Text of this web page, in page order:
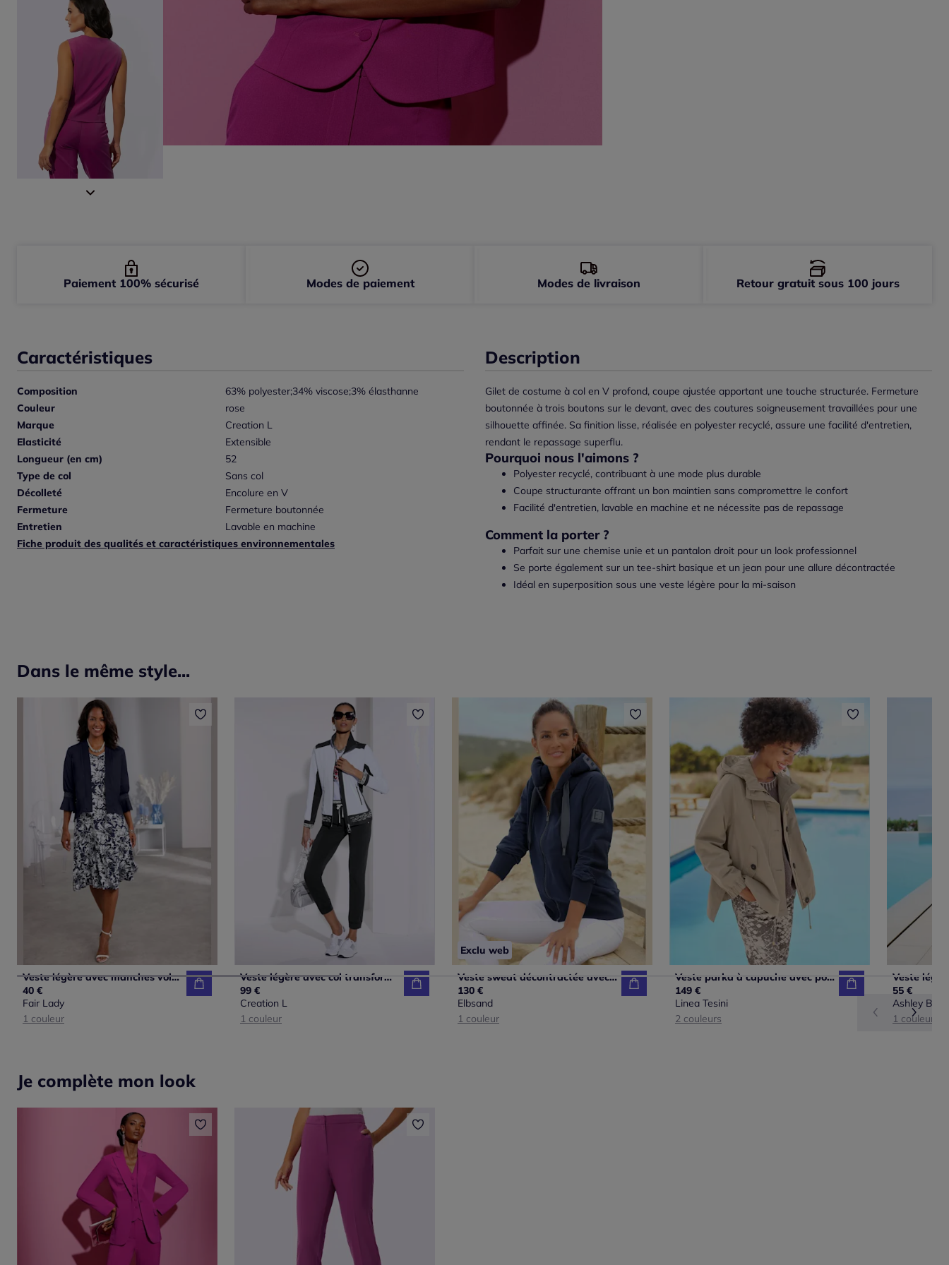
Caractéristiques
Composition
63% polyester;34% viscose;3% élasthanne
Couleur
rose
Marque
Creation L
Elasticité
Extensible
Longueur (en cm)
52
Type de col
Sans col
Décolleté
Encolure en V
Fermeture
Fermeture boutonnée
Entretien
Lavable en machine
Fiche produit des qualités et caractéristiques environnementales
Description
Gilet de costume à col en V profond, coupe ajustée apportant une touche structurée. Fermeture
boutonnée à trois boutons sur le devant, avec des coutures soigneusement travaillées pour une
silhouette affinée. Sa finition lisse, réalisée en polyester recyclé, assure une facilité d'entretien,
rendant le repassage superflu.
Pourquoi nous l'aimons ?
Polyester recyclé, contribuant à une mode plus durable
Coupe structurante offrant un bon maintien sans compromettre le confort
Facilité d'entretien, lavable en machine et ne nécessite pas de repassage
Comment la porter ?
Parfait sur une chemise unie et un pantalon droit pour un look professionnel
Se porte également sur un tee-shirt basique et un jean pour une allure décontractée
Idéal en superposition sous une veste légère pour la mi-saison
Paiement 100% sécurisé Modes de paiement Modes de livraison Retour gratuit sous 100 jours
Dans le même style...
Veste légère avec manches volantes et empiècements smockés
40 €
Fair Lady
1 couleur
Veste légère avec col transformable et manches longues à bords-côtes
99 €
Creation L
1 couleur
Exclu web
Veste sweat décontractée avec grande capuche et poches
130 €
Elbsand
1 couleur
Veste parka à capuche avec poches et manches longues
149 €
Linea Tesini
2 couleurs
55 €
Ashley
1 couleur
Je complète mon look